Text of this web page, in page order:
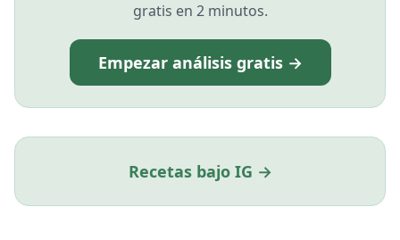
gratis en 2 minutos.
Empezar análisis gratis →
Recetas bajo IG →